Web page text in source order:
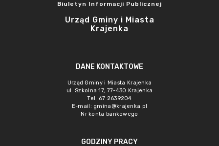
Biuletyn Informacji Publicznej
Urząd Gminy i Miasta
Krajenka
DANE KONTAKTOWE
Urząd Gminy i Miasta Krajenka
ul. Szkolna 17, 77-430 Krajenka
Tel. 67 2639204
E-mail: gmina@krajenka.pl
Nr konta bankowego
GODZINY PRACY